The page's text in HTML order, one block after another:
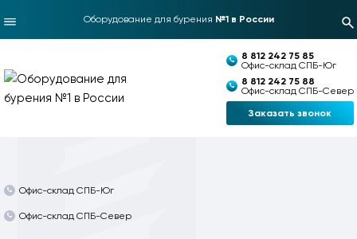
Оборудование для бурения №1 в России
8 812 242 75 85
Офис-склад СПБ-Юг
8 812 242 75 88
Офис-склад СПБ-Север
Заказать звонок
Офис-склад СПБ-Юг
Офис-склад СПБ-Север